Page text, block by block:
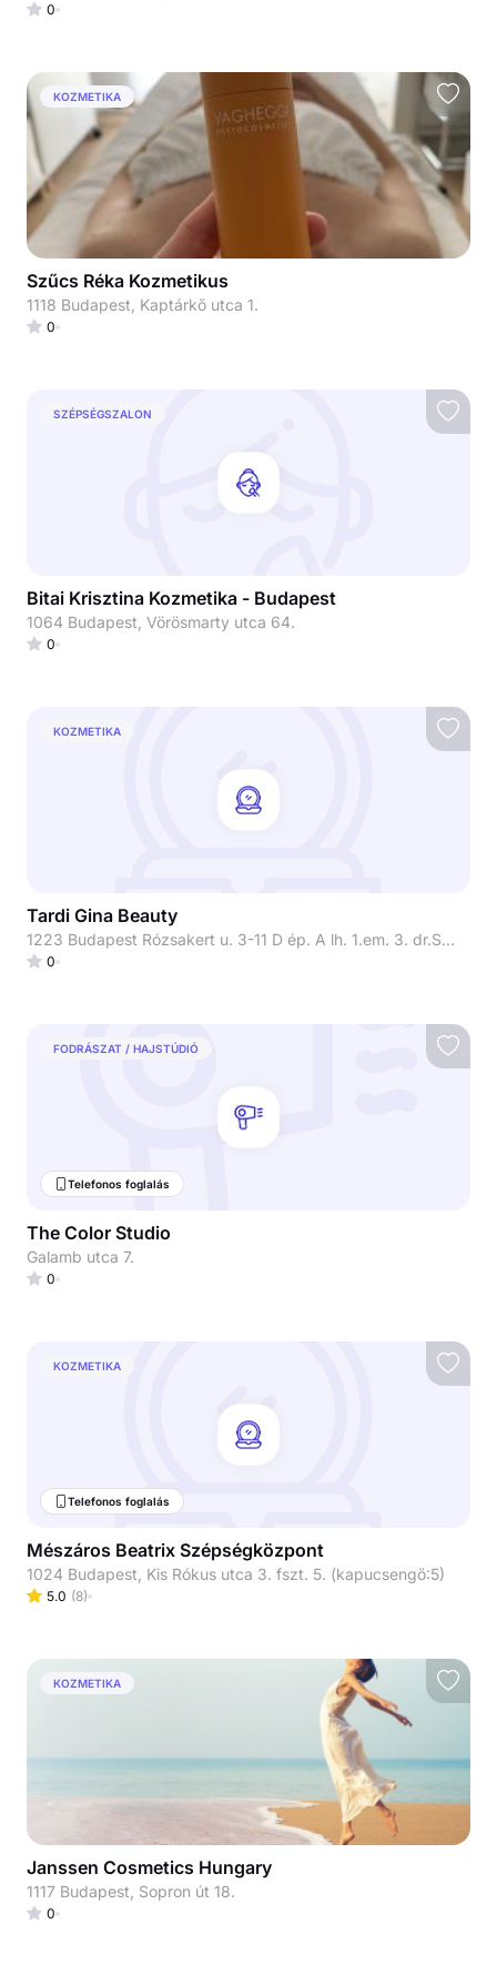
0
KOZMETIKA
Szűcs Réka Kozmetikus
1118 Budapest, Kaptárkő utca 1.
0
SZÉPSÉGSZALON
Bitai Krisztina Kozmetika - Budapest
1064 Budapest, Vörösmarty utca 64.
0
KOZMETIKA
Tardi Gina Beauty
1223 Budapest Rózsakert u. 3-11 D ép. A lh. 1.em. 3. dr.Szőcs Hajnal bőrgyógyász főorvosnő rendelője
0
FODRÁSZAT / HAJSTÚDIÓ
Telefonos foglalás
The Color Studio
Galamb utca 7.
0
KOZMETIKA
Telefonos foglalás
Mészáros Beatrix Szépségközpont
1024 Budapest, Kis Rókus utca 3. fszt. 5. (kapucsengő:5)
5.0 (8)
KOZMETIKA
Janssen Cosmetics Hungary
1117 Budapest, Sopron út 18.
0